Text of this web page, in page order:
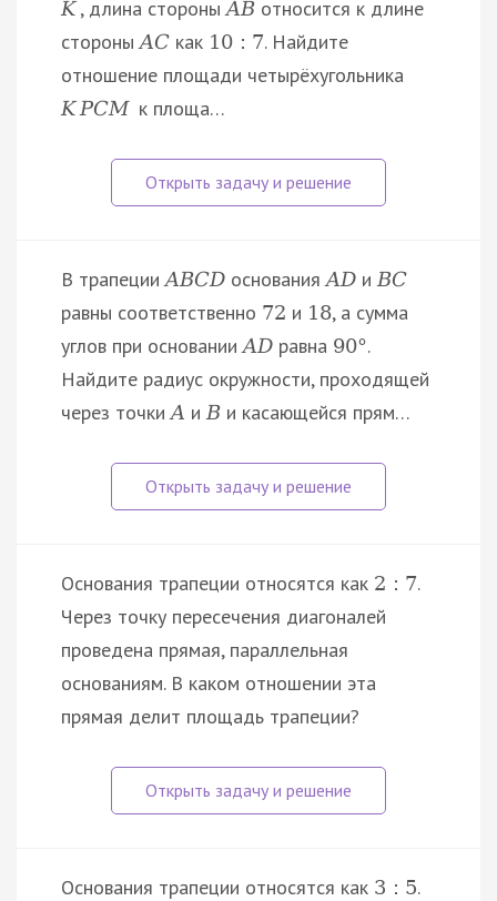
K , длина стороныAB относится к длине
стороныAC как 10 : 7. Найдите
отношение площади четырёхугольника
K PCM к площа…
В трапецииABCD основанияAD иBC
равны соответственно 72 и 18, а сумма
углов при основанииAD равна 90°.
Найдите радиус окружности, проходящей
через точкиA иB и касающейся прям…
Основания трапеции относятся как 2 : 7.
Через точку пересечения диагоналей
проведена прямая, параллельная
основаниям. В каком отношении эта
прямая делит площадь трапеции?
Основания трапеции относятся как 3 : 5.